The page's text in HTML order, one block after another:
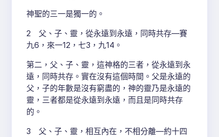
神聖的三一是獨一的。
2 父、子、靈，從永遠到永遠，同時共存—賽
九6，來一12，七3，九14。
第二，父、子、靈，這神格的三者，從永遠到永
遠，同時共存。實在沒有這個時間。父是永遠的
父，子的年數是沒有窮盡的，神的靈乃是永遠的
靈，三者都是從永遠到永遠，而且是同時共存
的。
3 父、子、靈，相互內在，不相分離—約十四